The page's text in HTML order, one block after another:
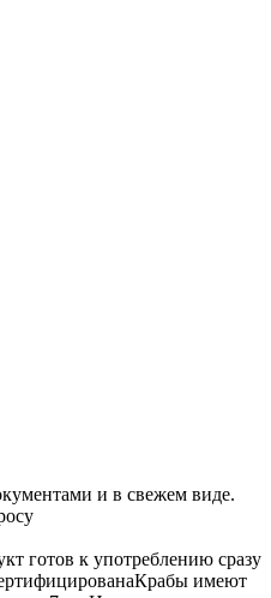
и в свежем виде.
готов к употреблению сразу
Крабы имеют